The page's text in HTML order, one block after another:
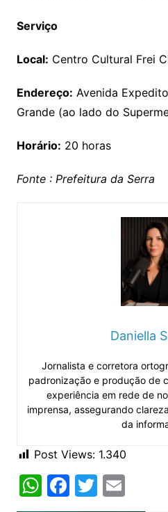
Serviço
Local: Centro Cultural Frei
Endereço: Avenida
Grande (ao lado do
Horário: 20 horas
Fonte : Prefeitura da Serra
Daniella
Jornalista e corretora
padronização e produção de
experiência em rede de
imprensa, assegurando
da
Post Views: 1.340
W F T E